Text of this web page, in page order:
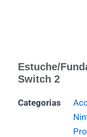
Estuche/
Switch 2
Categorias